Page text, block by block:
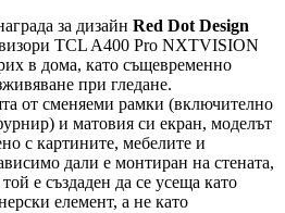
за дизайн Red Dot Design
TCL A400 Pro NXTVISION
в дома, като същевременно
при гледане.
от сменяеми рамки (включително
и матовия си екран, моделът
с картините, мебелите и
дали е монтиран на стената,
е създаден да се усеща като
елемент, а не като